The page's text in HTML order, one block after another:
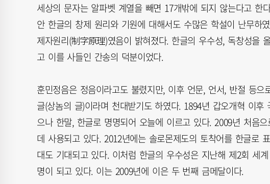
세상의 문자는 알파벳 계열을 빼면 17개밖에 되지 않는다고 한
안 한글의 창제 원리와 기원에 대해서도 수많은 학설이 난무하
제자원리(制字原理)였음이 밝혀졌다. 한글의 우수성, 독창성
고 이를 사들인 간송의 덕분이었다.
훈민정음은 정음이라고도 불렸지만, 이후 언문, 언서, 반절 등
글(상놈의 글)이라며 천대받기도 하였다. 1894년 갑오개혁 이
으나 한말, 한글로 명명되어 오늘에 이르고 있다. 2009년 처음
데 사용되고 있다. 2012년에는 솔로몬제도의 토착어를 한글로
대도 기대되고 있다. 이처럼 한글의 우수성은 지난해 제2회 세
명이 되고 있다. 이는 2009년에 이은 두 번째 금메달이다.